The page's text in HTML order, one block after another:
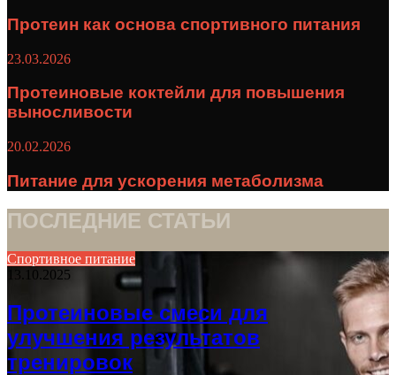
Протеин как основа спортивного питания
23.03.2026
Протеиновые коктейли для повышения
выносливости
20.02.2026
Питание для ускорения метаболизма
ПОСЛЕДНИЕ СТАТЬИ
Спортивное питание
13.10.2025
Протеиновые смеси для
улучшения результатов
тренировок